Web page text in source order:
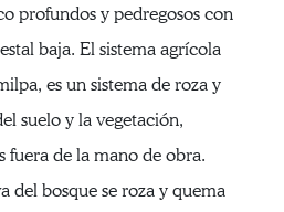
profundos y pedregosos con
baja. El sistema agrícola
es un sistema de roza y
suelo y la vegetación,
fuera de la mano de obra.
del bosque se roza y quema